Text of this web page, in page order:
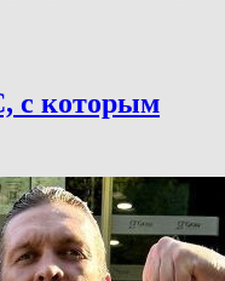
с которым